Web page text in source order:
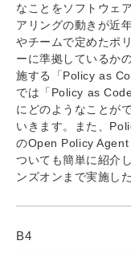
なことをソフトウェ
アリングの動きが近
やチームで定めたポ
ーに準拠しているか
施する「Policy as
では「Policy as
にどのようなことが
いきます。また、
のOpen Policy Agent
ついても簡単に紹介
ンズオンまで実施し
B4